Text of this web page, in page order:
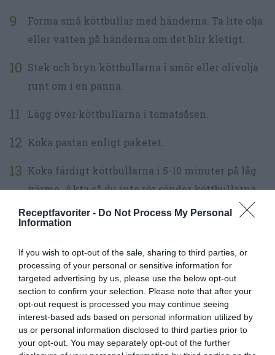
Receptfavoriter - Do Not Process My Personal
Information
If you wish to opt-out of the sale, sharing to third parties, or
processing of your personal or sensitive information for
targeted advertising by us, please use the below opt-out
section to confirm your selection. Please note that after your
opt-out request is processed you may continue seeing
interest-based ads based on personal information utilized by
us or personal information disclosed to third parties prior to
your opt-out. You may separately opt-out of the further
Forma små köttbullar med händerna. Ta lite olja
eller vatten på händerna om det blir kletigt.
Stek och bryn köttbullarna i smör eller olivolja
runt om i en panna.
Lägg över köttbullarna i tomatsåsen.
Koka pastan enligt paketet.
Koka färdigt köttbullarna i 5-10 minuter på låg
värme. Akta så du inte rör sönder köttbullarna.
Smaka av tomatsåsen med salt, peppar, socker
Skölj salladen och tomaterna. Hacka dem grovt.
Gröp ur avokado och servera allt på ett
salladsfat bredvid.
Servera köttbullaran i marinarasås med pastan,
sallad och ev. bröd.